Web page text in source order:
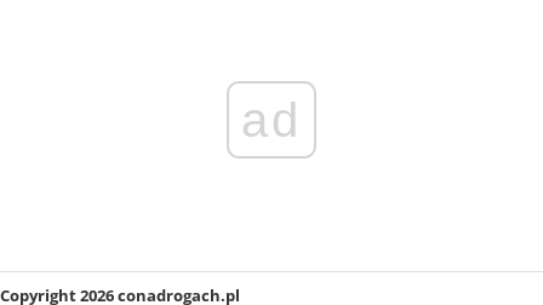
ad
Copyright 2026 conadrogach.pl